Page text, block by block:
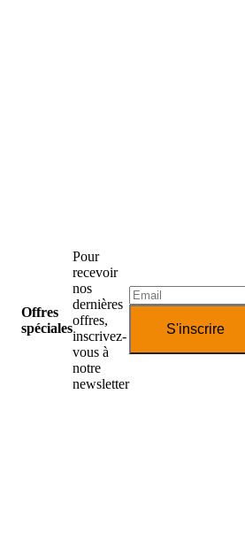
Offres
spéciales
Pour
recevoir
nos
dernières
offres,
inscrivez-
vous à
notre
newsletter
S'inscrire